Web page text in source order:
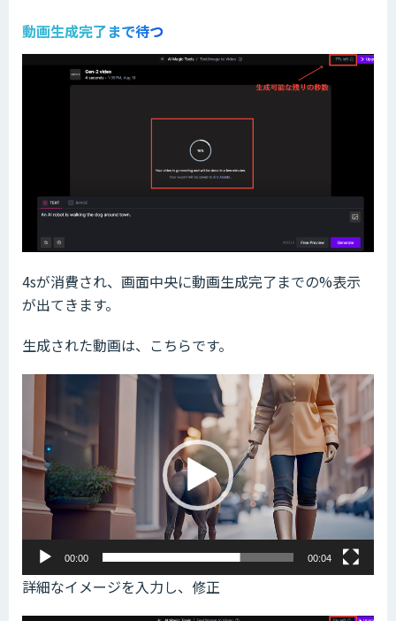
動画生成完了まで待つ
4sが消費され、画面中央に動画生成完了までの%表示
が出てきます。
生成された動画は、こちらです。
ー
ヤ
00:00 00:04
詳細なイメージを入力し、修正